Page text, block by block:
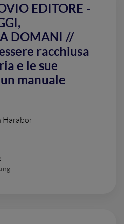
EDITORE -
DOMANI //
racchiusa
e le sue
manuale
Harabor